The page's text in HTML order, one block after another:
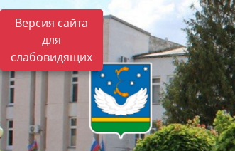
Версия сайта
для
слабовидящих